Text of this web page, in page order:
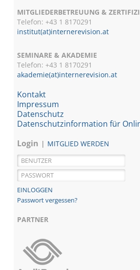
MITGLIEDERBETREUUNG &
Telefon: +43 1 8170291
institut(at)internerevision.at
SEMINARE & AKADEMIE
Telefon: +43 18170291
akademie(at)internerevision.at
Kontakt
Impressum
Datenschutz
Datenschutzinformation für
Login
MITGLIED WERDEN
Passwort vergessen?
PARTNER